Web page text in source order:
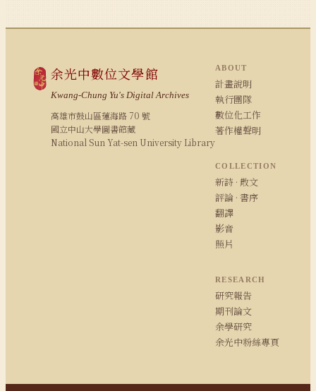
余光中數位文學館
Kwang-Chung Yu's Digital Archives
高雄市鼓山區蓮海路 70 號
國立中山大學圖書館藏
National Sun Yat-sen University Library
ABOUT
計畫說明
執行團隊
數位化工作
著作權聲明
COLLECTION
新詩 · 散文
評論 · 書序
翻譯
影音
照片
RESEARCH
研究報告
期刊論文
余學研究
余光中粉絲專頁